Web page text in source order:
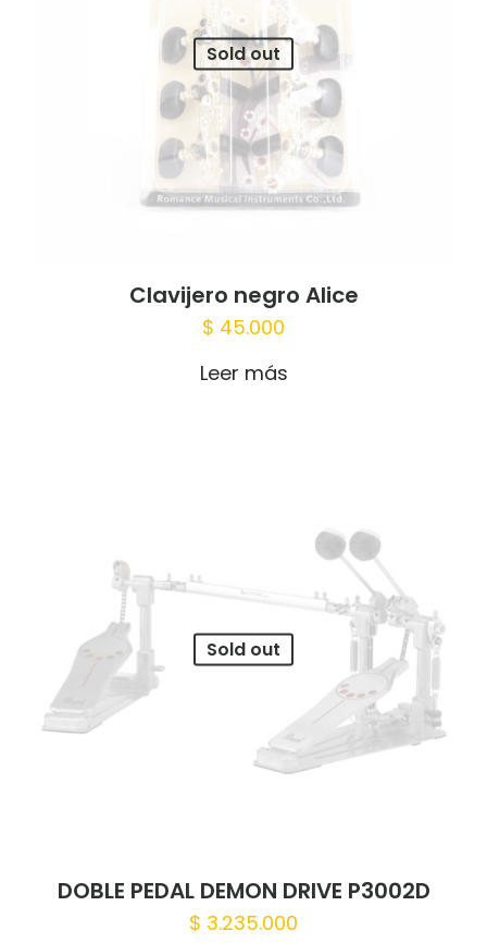
Sold out
Clavijero negro Alice
$ 45.000
Leer más
Sold out
DOBLE PEDAL DEMON DRIVE P3002D
$ 3.235.000